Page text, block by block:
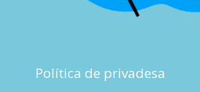
Política de privadesa